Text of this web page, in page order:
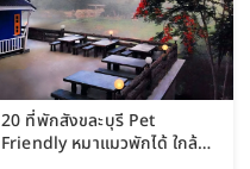
20 ที่พักสังขละบุรี Pet
Friendly หมาแมวพักได้ ใกล้